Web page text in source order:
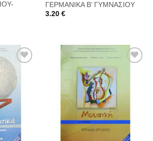
ΓΕΡΜΑΝΙΚΑ Β’ ΓΥΜΝΑΣΙΟΥ
3.20 €
Προσθήκη
στη
Wishlist